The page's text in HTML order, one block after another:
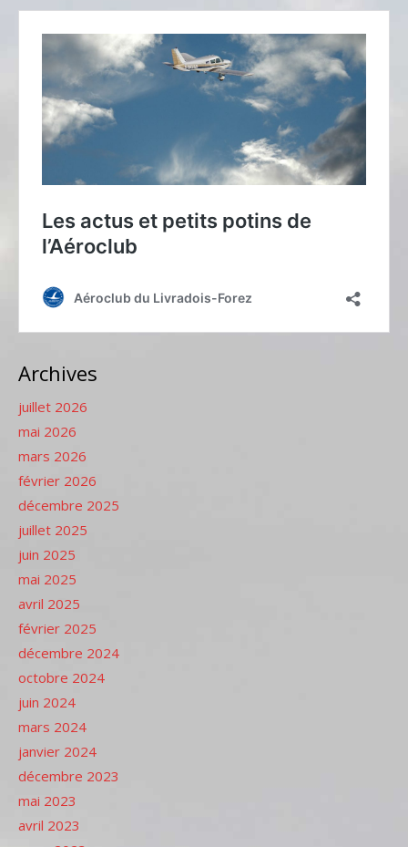
Archives
juillet 2026
mai 2026
mars 2026
février 2026
décembre 2025
juillet 2025
juin 2025
mai 2025
avril 2025
février 2025
décembre 2024
octobre 2024
juin 2024
mars 2024
janvier 2024
décembre 2023
mai 2023
avril 2023